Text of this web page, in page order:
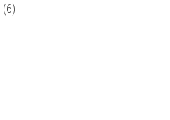
(6)